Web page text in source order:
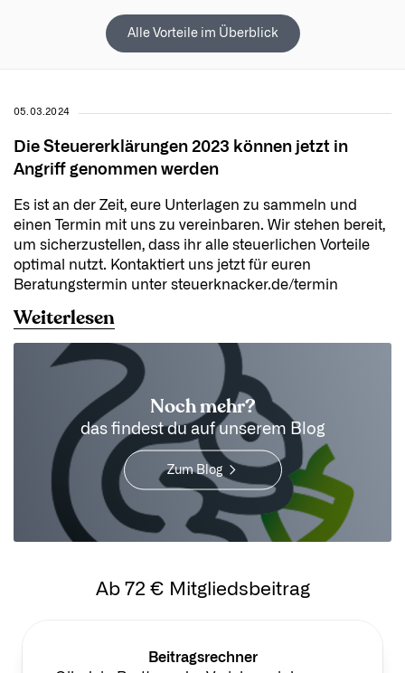
Alle Vorteile im Überblick
05.03.2024
Die Steuererklärungen 2023 können jetzt in
Angriff genommen werden
Es ist an der Zeit, eure Unterlagen zu sammeln und
einen Termin mit uns zu vereinbaren. Wir stehen bereit,
um sicherzustellen, dass ihr alle steuerlichen Vorteile
optimal nutzt. Kontaktiert uns jetzt für euren
Beratungstermin unter steuerknacker.de/termin
Weiterlesen
Noch mehr?
das findest du auf unserem Blog
Zum Blog
Ab 72 € Mitgliedsbeitrag
Beitragsrechner